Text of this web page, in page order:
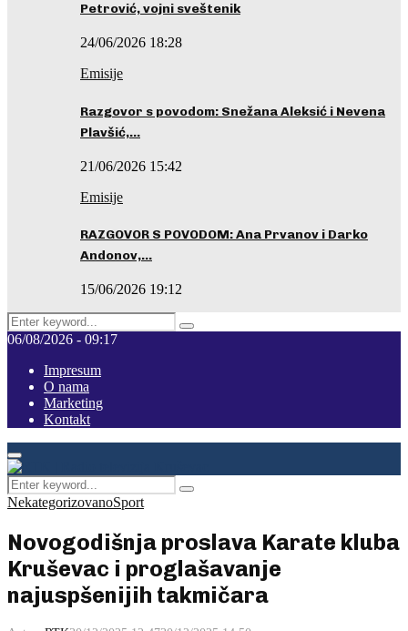
Petrović, vojni sveštenik
24/06/2026 18:28
Emisije
Razgovor s povodom: Snežana Aleksić i Nevena
Plavšić,…
21/06/2026 15:42
Emisije
RAZGOVOR S POVODOM: Ana Prvanov i Darko
Andonov,…
15/06/2026 19:12
Search
for:
Pretraga
06/08/2026 - 09:17
Impresum
O nama
Marketing
Kontakt
Facebook
Instagram
Youtube
Primary
Menu
Search
for:
Pretraga
NekategorizovanoSport
Novogodišnja proslava Karate kluba
Kruševac i proglašavanje
najuspšenijih takmičara